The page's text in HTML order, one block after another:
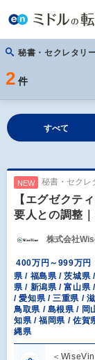
秘書・セクレタリ
2 件
すべて
NEW 秘書・セクレ
【エグゼクテ
要人との調整
株式会社
400万円～999万円
県 / 福島県 / 茨城県
県 / 新潟県 / 富山県
/ 愛知県 / 三重県 /
鳥取県 / 島根県 / 岡
知県 / 福岡県 / 佐賀
縄県
＜